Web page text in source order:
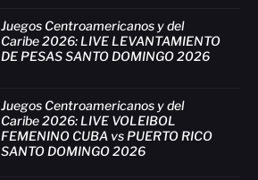
Juegos Centroamericanos y del
Caribe 2026: LIVE LEVANTAMIENTO
DE PESAS SANTO DOMINGO 2026
Juegos Centroamericanos y del
Caribe 2026: LIVE VOLEIBOL
FEMENINO CUBA vs PUERTO RICO
SANTO DOMINGO 2026